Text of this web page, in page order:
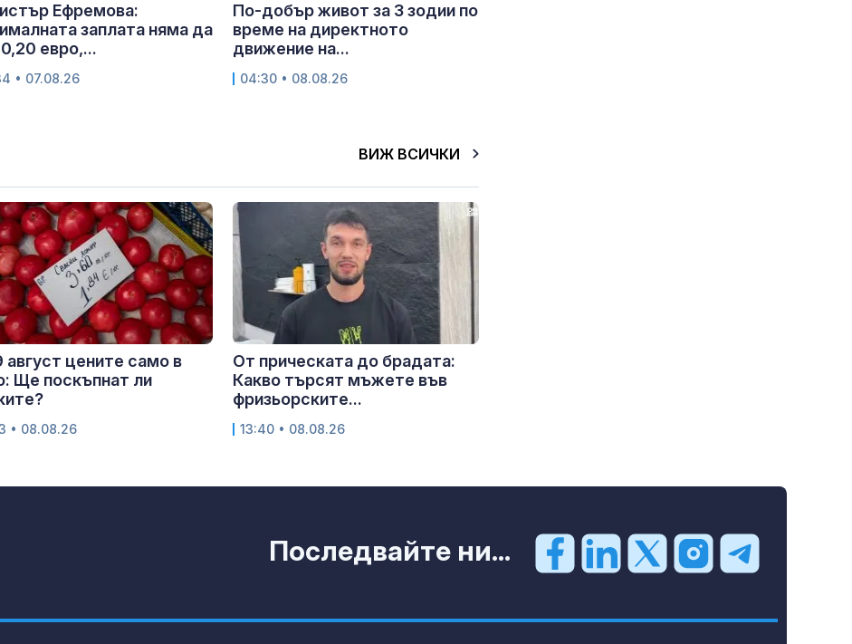
Ефремова:
заплата няма да
евро,...
• 07.08.26
По-добър живот за 3 зодии по
време на директното
движение на...
04:30 • 08.08.26
ВИЖ ВСИЧКИ
август цените само в
Ще поскъпнат ли
• 08.08.26
От прическата до брадата:
Какво търсят мъжете във
фризьорските...
13:40 • 08.08.26
Последвайте ни...